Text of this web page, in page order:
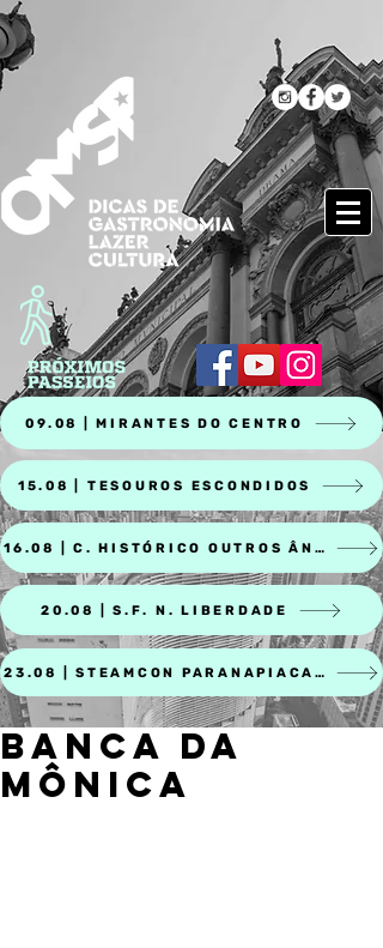
09.08 | MIRANTES DO CENTRO
15.08 | TESOUROS ESCONDIDOS
16.08 | C. HISTÓRICO OUTROS ÂNGULOS
20.08 | S.F. N. LIBERDADE
23.08 | STEAMCON PARANAPIACABA
BANCA DA
MÔNICA